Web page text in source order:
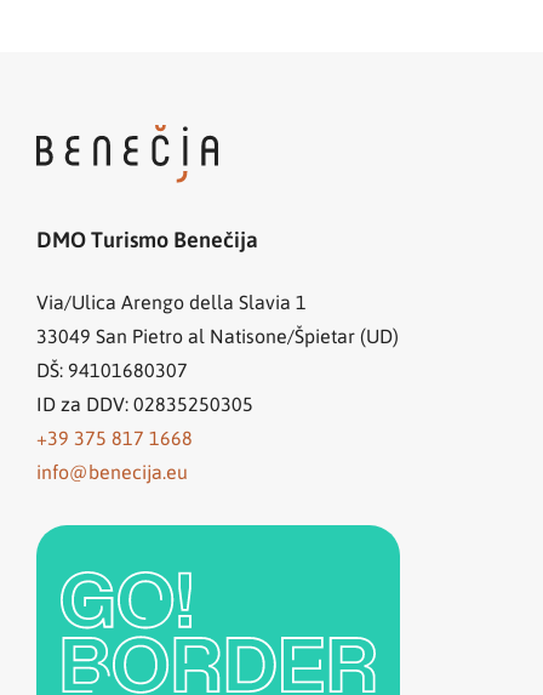
DMO Turismo Benečija
Via/Ulica Arengo della Slavia 1
33049 San Pietro al Natisone/Špietar (UD)
DŠ: 94101680307
ID za DDV: 02835250305
+39 375 817 1668
info@benecija.eu